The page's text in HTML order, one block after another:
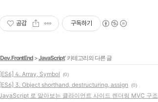
공감 구독하기
Dev.FrontEnd >JavaScript' 카테고리의 다른 글
[ES6] 4. Array, Symbol (0)
[ES6] 3. Object shorthand, destructuring, assign (0)
로 알아보는 클라이언트 사이드 렌더링 MVC 구조